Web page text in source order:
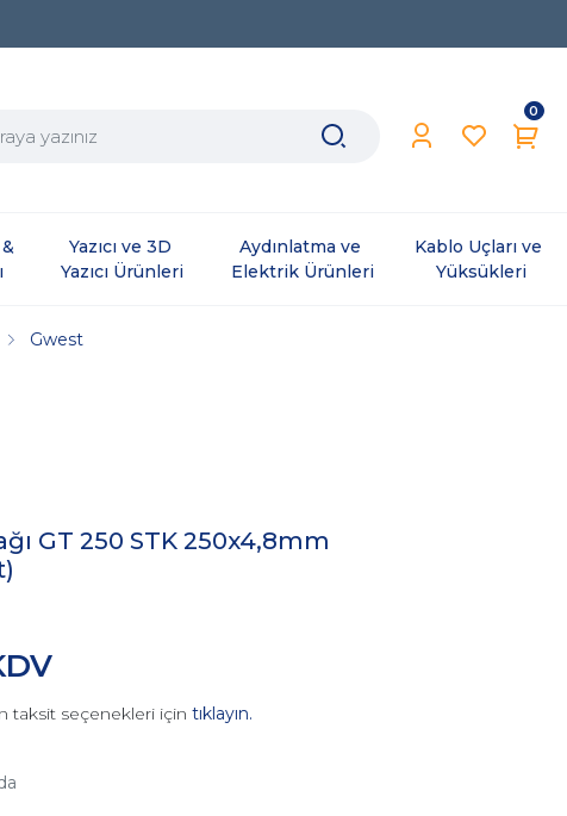
0
Yazıcı ve 3D
Yazıcı Ürünleri
Aydınlatma ve
Elektrik Ürünleri
Kablo Uçları ve
Yüksükleri
Gwest
GT 250 STK 250x4,8mm
taksit seçenekleri için tıklayın.